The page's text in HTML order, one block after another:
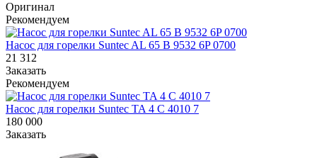
Оригинал
Рекомендуем
Насос для горелки Suntec AL 65 B 9532 6P 0700
21 312
Заказать
Рекомендуем
Насос для горелки Suntec TA 4 C 4010 7
180 000
Заказать